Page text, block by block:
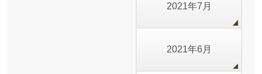
2021年7月
2021年6月